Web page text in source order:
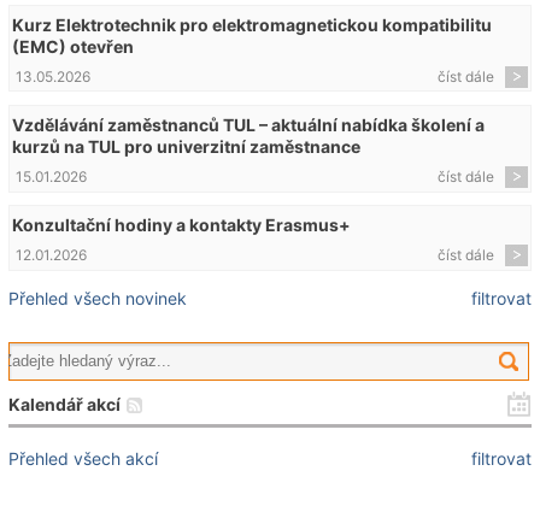
Kurz Elektrotechnik pro elektromagnetickou kompatibilitu
(EMC) otevřen
číst dále
13.05.2026
Vzdělávání zaměstnanců TUL – aktuální nabídka školení a
kurzů na TUL pro univerzitní zaměstnance
číst dále
15.01.2026
Konzultační hodiny a kontakty Erasmus+
číst dále
12.01.2026
Přehled všech novinek filtrovat
Kalendář akcí
Přehled všech akcí filtrovat